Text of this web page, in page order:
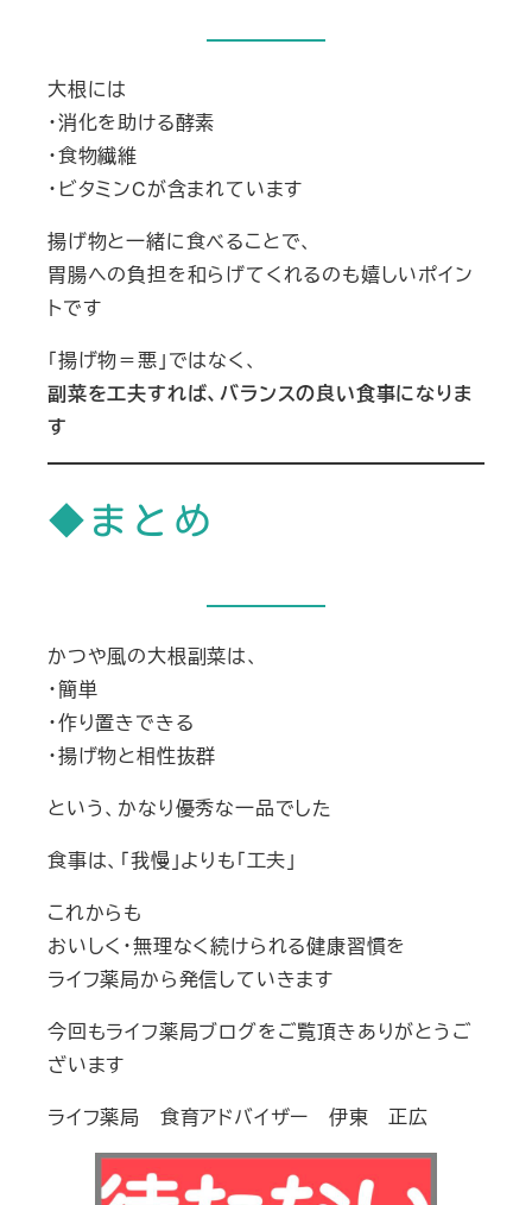
大根には
・消化を助ける酵素
・食物繊維
・ビタミンCが含まれています
揚げ物と一緒に食べることで、
胃腸への負担を和らげてくれるのも嬉しいポイン
トです
「揚げ物＝悪」ではなく、
副菜を工夫すれば、バランスの良い食事になりま
す
◆まとめ
かつや風の大根副菜は、
・簡単
・作り置きできる
・揚げ物と相性抜群
という、かなり優秀な一品でした
食事は、「我慢」よりも「工夫」
これからも
おいしく・無理なく続けられる健康習慣を
ライフ薬局から発信していきます
今回もライフ薬局ブログをご覧頂きありがとうご
ざいます
ライフ薬局 食育アドバイザー 伊東 正広